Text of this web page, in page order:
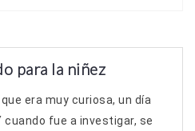
para la niñez
era muy curiosa, un día
cuando fue a investigar, se